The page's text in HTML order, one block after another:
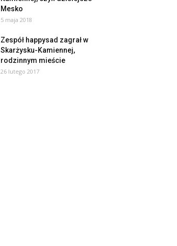
Mesko
5 maja 2018
Zespół happysad zagrał w
Skarżysku-Kamiennej,
rodzinnym mieście
26 lutego 2017